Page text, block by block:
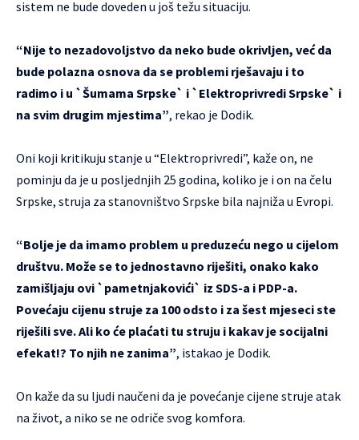
sistem ne bude doveden u još težu situaciju.
“Nije to nezadovoljstvo da neko bude okrivljen, već da
bude polazna osnova da se problemi rješavaju i to
radimo i u `Šumama Srpske` i `Elektroprivredi Srpske` i
na svim drugim mjestima”, rekao je Dodik.
Oni koji kritikuju stanje u “Elektroprivredi”, kaže on, ne
pominju da je u posljednjih 25 godina, koliko je i on na čelu
Srpske, struja za stanovništvo Srpske bila najniža u Evropi.
“Bolje je da imamo problem u preduzeću nego u cijelom
društvu. Može se to jednostavno riješiti, onako kako
zamišljaju ovi `pametnjakovići` iz SDS-a i PDP-a.
Povećaju cijenu struje za 100 odsto i za šest mjeseci ste
riješili sve. Ali ko će plaćati tu struju i kakav je socijalni
efekat!? To njih ne zanima”, istakao je Dodik.
On kaže da su ljudi naučeni da je povećanje cijene struje atak
na život, a niko se ne odriče svog komfora.